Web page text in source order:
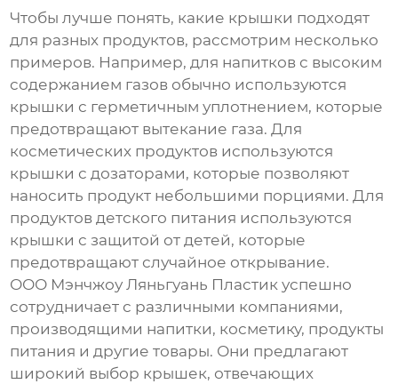
Чтобы лучше понять, какие крышки подходят
для разных продуктов, рассмотрим несколько
примеров. Например, для напитков с высоким
содержанием газов обычно используются
крышки с герметичным уплотнением, которые
предотвращают вытекание газа. Для
косметических продуктов используются
крышки с дозаторами, которые позволяют
наносить продукт небольшими порциями. Для
продуктов детского питания используются
крышки с защитой от детей, которые
предотвращают случайное открывание.
ООО Мэнчжоу Ляньгуань Пластик успешно
сотрудничает с различными компаниями,
производящими напитки, косметику, продукты
питания и другие товары. Они предлагают
широкий выбор крышек, отвечающих